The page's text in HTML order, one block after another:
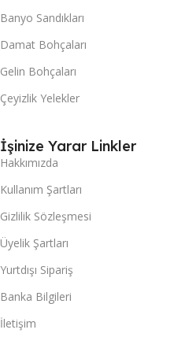
Banyo Sandıkları
Damat Bohçaları
Gelin Bohçaları
Çeyizlik Yelekler
İşinize Yarar Linkler
Hakkımızda
Kullanım Şartları
Gizlilik Sözleşmesi
Üyelik Şartları
Yurtdışı Sipariş
Banka Bilgileri
İletişim